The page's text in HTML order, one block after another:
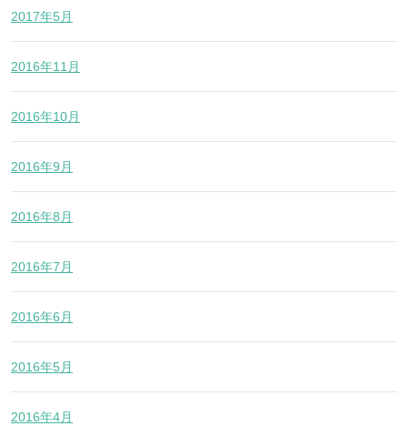
2017年5月
2016年11月
2016年10月
2016年9月
2016年8月
2016年7月
2016年6月
2016年5月
2016年4月